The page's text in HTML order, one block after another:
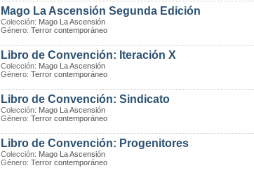
Mago La Ascensión Segunda Edición
Colección: Mago La Ascensión
Género: Terror contemporáneo
Libro de Convención: Iteración X
Colección: Mago La Ascensión
Género: Terror contemporáneo
Libro de Convención: Sindicato
Colección: Mago La Ascensión
Género: Terror contemporáneo
Libro de Convención: Progenitores
Colección: Mago La Ascensión
Género: Terror contemporáneo